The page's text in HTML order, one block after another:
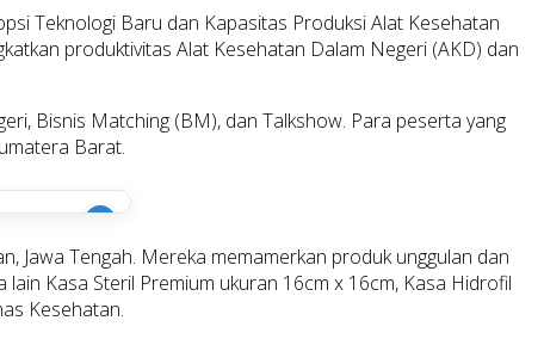
Teknologi Baru dan Kapasitas Produksi Alat Kesehatan
produktivitas Alat Kesehatan Dalam Negeri (AKD) dan
Bisnis Matching (BM), dan Talkshow. Para peserta yang
Barat.
i
Jawa Tengah. Mereka memamerkan produk unggulan dan
Kasa Steril Premium ukuran 16cm x 16cm, Kasa Hidrofil
Kesehatan.